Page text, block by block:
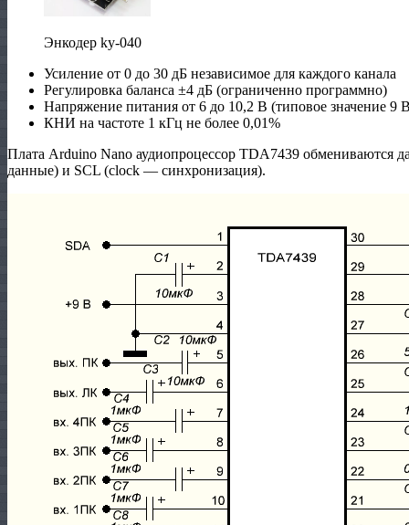
Энкодер ky-040
Усиление от 0 до 30 дБ независимое для каждого канала
Регулировка баланса ±4 дБ (ограниченно программно)
Напряжение питания от 6 до 10,2 В (типовое значение 9
КНИ на частоте 1 кГц не более 0,01%
Плата Arduino Nano аудиопроцессор TDA7439
данные) и SCL (clock — синхронизация).